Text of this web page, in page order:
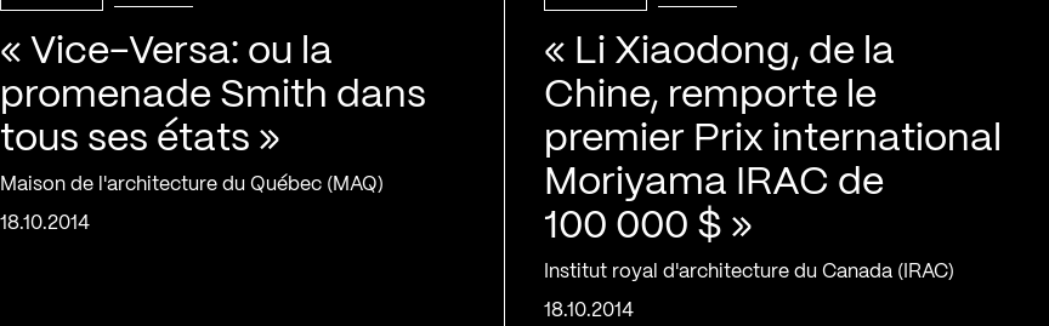
« Vice-Versa: ou la
promenade Smith dans
tous ses états »
Maison de l'architecture du Québec (MAQ)
18.10.2014
« Li Xiaodong, de la
Chine, remporte le
premier Prix international
Moriyama IRAC de
100 000 $ »
Institut royal d'architecture du Canada (IRAC)
18.10.2014